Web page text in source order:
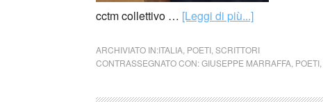
cctm collettivo … [Leggi di più...]
ARCHIVIATO IN:ITALIA POETI SCRITTORI
CONTRASSEGNATO CON:GIUSEPPE MARRAFFA POETI